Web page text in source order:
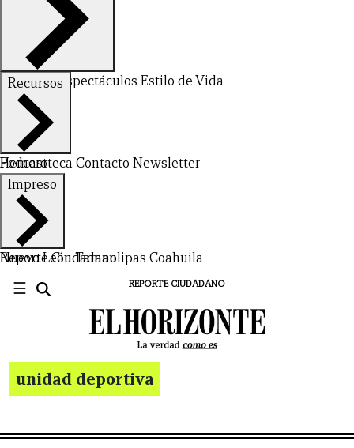
DeportesEspectáculos Estilo de Vida
Recursos
Hemeroteca Contacto Newsletter
Podcast
Impreso
Nuevo LeónTamaulipas Coahuila
Reporte Ciudadano
☰ REPORTE CIUDADANO
unidad deportiva